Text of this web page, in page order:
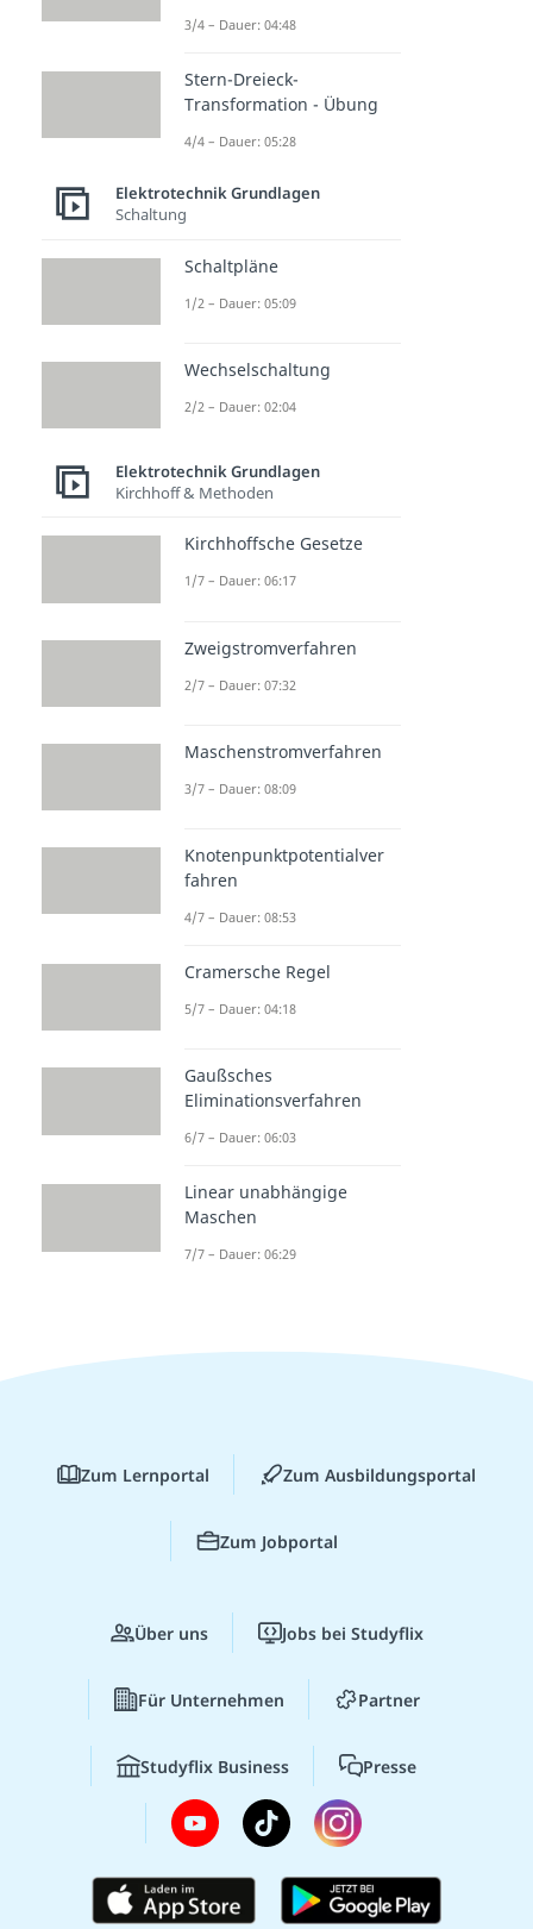
3/4 – Dauer: 04:48
Stern-Dreieck-
Transformation - Übung
4/4 – Dauer: 05:28
Elektrotechnik Grundlagen
Schaltung
Schaltpläne
1/2 – Dauer: 05:09
Wechselschaltung
2/2 – Dauer: 02:04
Elektrotechnik Grundlagen
Kirchhoff & Methoden
Kirchhoffsche Gesetze
1/7 – Dauer: 06:17
Zweigstromverfahren
2/7 – Dauer: 07:32
Maschenstromverfahren
3/7 – Dauer: 08:09
Knotenpunktpotentialver
fahren
4/7 – Dauer: 08:53
Cramersche Regel
5/7 – Dauer: 04:18
Gaußsches
Eliminationsverfahren
6/7 – Dauer: 06:03
Linear unabhängige
Maschen
7/7 – Dauer: 06:29
Zum Lernportal Zum Ausbildungsportal
Zum Jobportal
Über uns Jobs bei Studyflix
Für Unternehmen Partner
Studyflix Business Presse